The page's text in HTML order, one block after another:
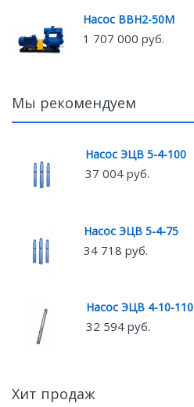
Насос ВВН2-50М
1 707 000 руб.
Мы рекомендуем
Насос ЭЦВ 5-4-100
37 004 руб.
Насос ЭЦВ 5-4-75
34 718 руб.
Насос ЭЦВ 4-10-110
32 594 руб.
Хит продаж